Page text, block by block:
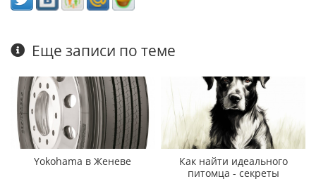
Еще записи по теме
Yokohama в Женеве
Как найти идеального
питомца - секреты